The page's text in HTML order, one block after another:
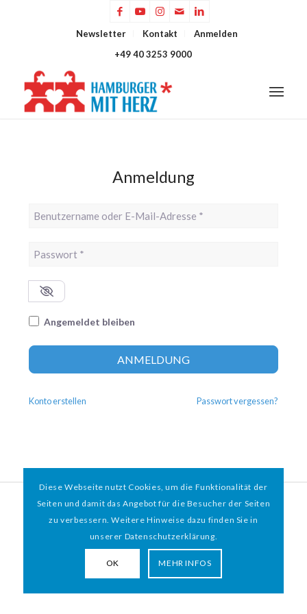
Newsletter Kontakt
Anmelden
+49 40 3253 9000
Anmeldung
Benutzername oder E-Mail-Adresse
Passwort *
Angemeldet bleiben
ANMELDUNG
Konto erstellen Passwort vergessen?
© 2026 HAMBURGER*MIT HERZ e.V. | WEBDESIGN BY WEBIGAMI
Diese Webseite nutzt Cookies, um die Funktionalität der
Seiten und damit das Angebot für die Besucher der Seiten
zu verbessern. Weitere Hinweise dazu finden Sie in
unserer Datenschutzerklärung.
OK MEHR INFOS